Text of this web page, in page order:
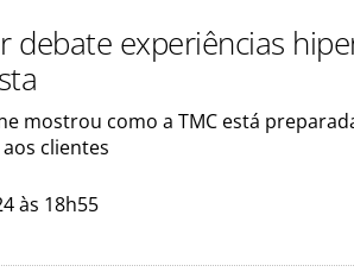
debate experiências
mostrou como a TMC está
clientes
às 18h55